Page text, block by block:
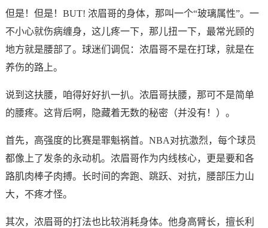
但是！但是！BUT! 浓眉哥的身体，那叫一个“玻璃属性”。一
不小心就伤病缠身，这儿疼一下，那儿扭一下，最常光顾的
地方就是腰部了。球迷们调侃：浓眉哥不是在打球，就是在
养伤的路上。
说到这扶腰，咱得好好扒一扒。浓眉哥扶腰，那可不是简单
的腰疼。这背后啊，隐藏着无数的秘密（并没有！）。
首先，高强度的比赛是罪魁祸首。NBA对抗激烈，每个球员
都像上了发条的永动机。浓眉哥作为内线核心，更是要和各
路肌肉棒子肉搏。长时间的奔跑、跳跃、对抗，腰部压力山
大，不疼才怪。
其次，浓眉哥的打法也比较消耗身体。他身高臂长，擅长利